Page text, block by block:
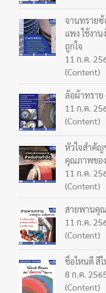
จานทรายซ้
แพง ใช้งา
ถูกใจ
11 ก.ค.
(Content)
ล้อผ้าทราย
11 ก.ค.
(Content)
หัวใจสำคัญ
คุณภาพขอ
11 ก.ค.
(Content)
สายพานคุ
11 ก.ค.
(Content)
ชื่อไหนดี สี
8 ก.ค.
(Content)